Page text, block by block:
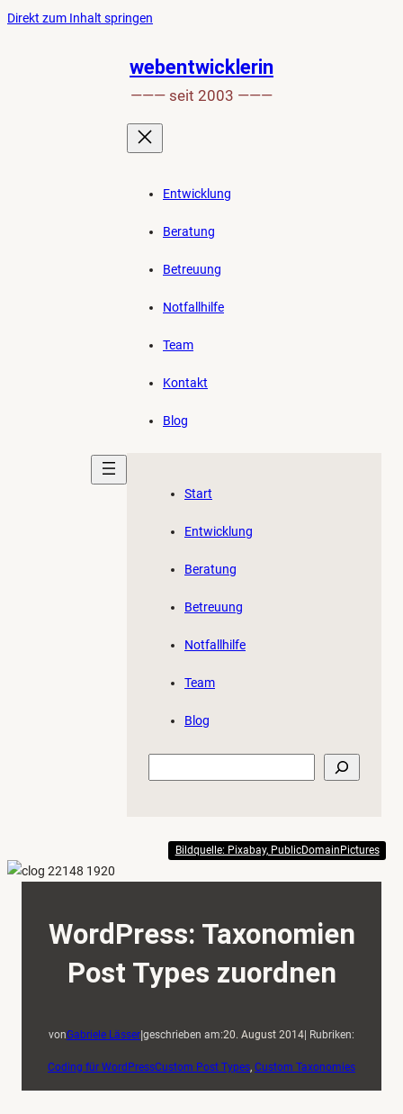
Direkt zum Inhalt springen
den
Anfang
der
Seite
springen
webentwicklerin
——— seit 2003 ———
Entwicklung
Beratung
Betreuung
Notfallhilfe
Team
Kontakt
Blog
Start
Entwicklung
Beratung
Betreuung
Notfallhilfe
Team
Blog
WordPress: Taxonomien
Post Types zuordnen
vonGabriele Lässer|geschrieben am:20. August 2014| Rubriken:
Coding für WordPressCustom Post Types, Custom Taxonomies
Bildquelle: Pixabay, PublicDomainPictures